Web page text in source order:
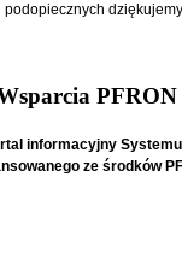
podopiecznych
PFRON
informacyjny Systemu
ze środków